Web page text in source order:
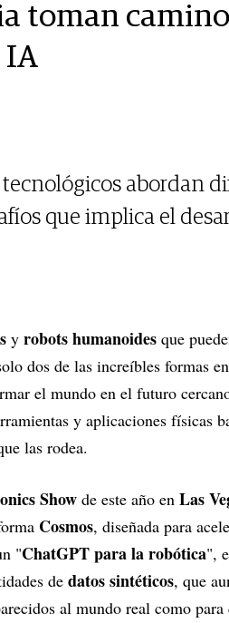
toman
IA
abordan
que implica el
y robots humanoides que
dos de las increíbles formas
el mundo en el futuro
y aplicaciones físicas
las rodea.
Show de este año en Las
Cosmos, diseñada para
"ChatGPT para la robótica",
de datos sintéticos, que
al mundo real como para